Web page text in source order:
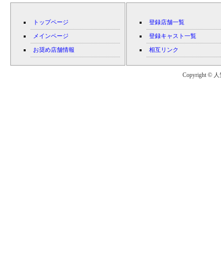
トップページ
メインページ
お奨め店舗情報
登録店舗一覧
登録キャスト一覧
相互リンク
Copyright © 人